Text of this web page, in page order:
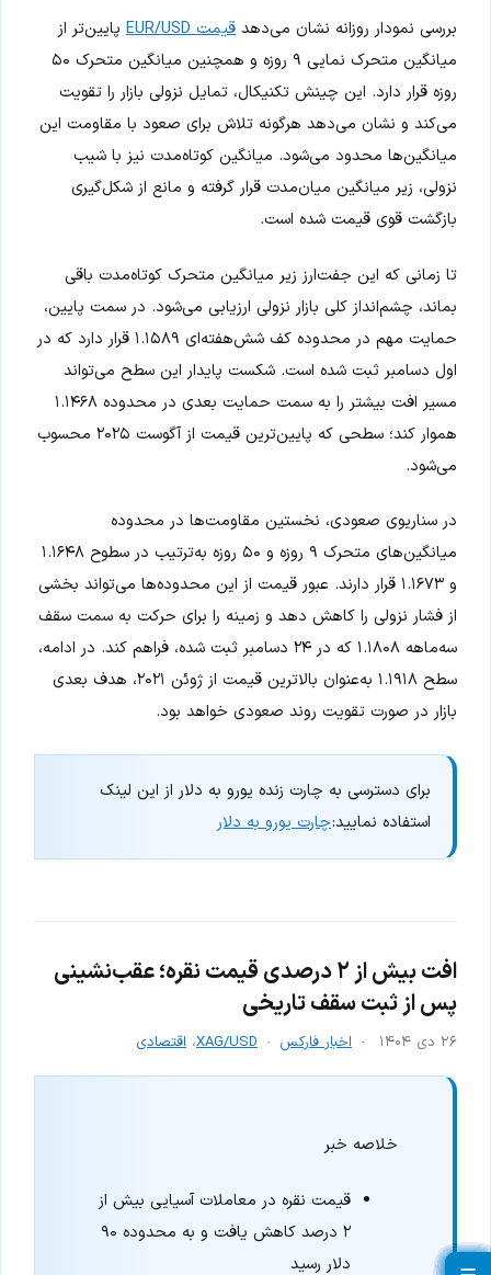
بررسی نمودار روزانه نشان می‌دهد قیمت EUR/USD
پایین‌تر از
میانگین متحرک نمایی ۹ روزه و همچنین میانگین متحرک ۵۰
روزه قرار دارد. این چینش تکنیکال، تمایل نزولی بازار را تقویت
می‌کند و نشان می‌دهد هرگونه تلاش برای صعود با مقاومت این
میانگین‌ها محدود می‌شود. میانگین کوتاه‌مدت نیز با شیب
نزولی، زیر میانگین میان‌مدت قرار گرفته و مانع از شکل‌گیری
بازگشت قوی قیمت شده است.
تا زمانی که این جفت‌ارز زیر میانگین متحرک کوتاه‌مدت باقی
بماند، چشم‌انداز کلی بازار نزولی ارزیابی می‌شود. در سمت پایین،
حمایت مهم در محدوده کف شش‌هفته‌ای ۱.۱۵۸۹ قرار دارد که در
اول دسامبر ثبت شده است. شکست پایدار این سطح می‌تواند
مسیر افت بیشتر را به سمت حمایت بعدی در محدوده ۱.۱۴۶۸
هموار کند؛ سطحی که پایین‌ترین قیمت از آگوست ۲۰۲۵ محسوب
می‌شود.
در سناریوی صعودی، نخستین مقاومت‌ها در محدوده
میانگین‌های متحرک ۹ روزه و ۵۰ روزه به‌ترتیب در سطوح ۱.۱۶۴۸
و ۱.۱۶۷۳ قرار دارند. عبور قیمت از این محدوده‌ها می‌تواند بخشی
از فشار نزولی را کاهش دهد و زمینه را برای حرکت به سمت سقف
سه‌ماهه ۱.۱۸۰۸ که در ۲۴ دسامبر ثبت شده، فراهم کند. در ادامه،
سطح ۱.۱۹۱۸ به‌عنوان بالاترین قیمت از ژوئن ۲۰۲۱، هدف بعدی
بازار در صورت تقویت روند صعودی خواهد بود.
برای دسترسی به چارت زنده یورو به دلار از این لینک
استفاده نمایید:چارت یورو به دلار
افت بیش از ۲ درصدی قیمت نقره؛ عقب‌نشینی
پس از ثبت سقف تاریخی
۲۶ دی ۱۴۰۴ اخبار فارکس XAG/USD، اقتصادی
خلاصه خبر
قیمت نقره در معاملات آسیایی بیش از
۲ درصد کاهش یافت و به محدوده ۹۰
دلار رسید